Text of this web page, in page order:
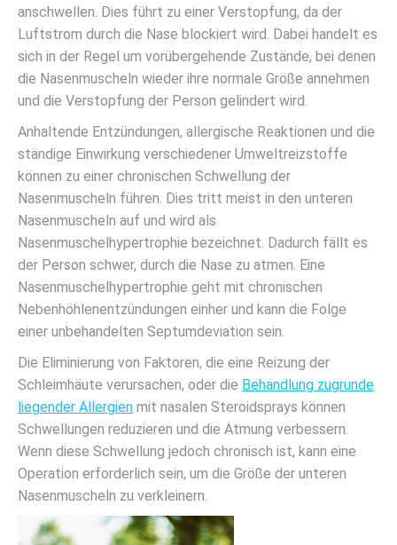
anschwellen. Dies führt zu einer Verstopfung, da der
Luftstrom durch die Nase blockiert wird. Dabei handelt es
sich in der Regel um vorübergehende Zustände, bei denen
die Nasenmuscheln wieder ihre normale Größe annehmen
und die Verstopfung der Person gelindert wird.
Anhaltende Entzündungen, allergische Reaktionen und die
ständige Einwirkung verschiedener Umweltreizstoffe
können zu einer chronischen Schwellung der
Nasenmuscheln führen. Dies tritt meist in den unteren
Nasenmuscheln auf und wird als
Nasenmuschelhypertrophie bezeichnet. Dadurch fällt es
der Person schwer, durch die Nase zu atmen. Eine
Nasenmuschelhypertrophie geht mit chronischen
Nebenhöhlenentzündungen einher und kann die Folge
einer unbehandelten Septumdeviation sein.
Die Eliminierung von Faktoren, die eine Reizung der
Schleimhäute verursachen, oder die Behandlung zugrunde
liegender Allergien mit nasalen Steroidsprays können
Schwellungen reduzieren und die Atmung verbessern.
Wenn diese Schwellung jedoch chronisch ist, kann eine
Operation erforderlich sein, um die Größe der unteren
Nasenmuscheln zu verkleinern.